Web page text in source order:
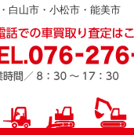
白山市・小松市・能美市